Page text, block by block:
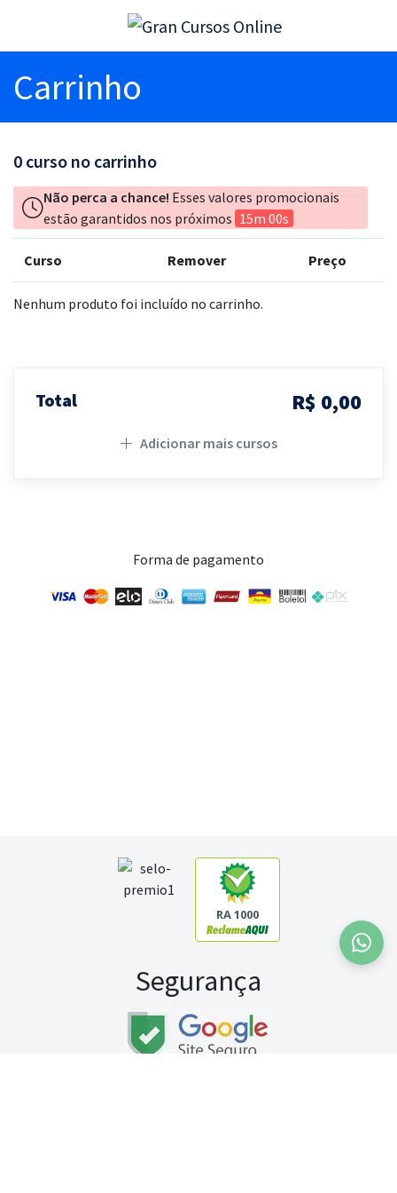
Carrinho
0 curso no carrinho
Não perca a chance! Esses valores promocionais
estão garantidos nos próximos 15m 00s
Curso Remover Preço
Nenhum produto foi incluído no carrinho.
Total R$ 0,00
Adicionar mais cursos
Forma de pagamento
RA 1000
Segurança